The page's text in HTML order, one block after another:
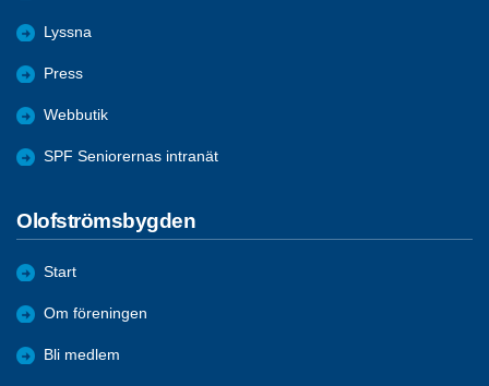
Lyssna
Press
Webbutik
SPF Seniorernas intranät
Olofströmsbygden
Start
Om föreningen
Bli medlem